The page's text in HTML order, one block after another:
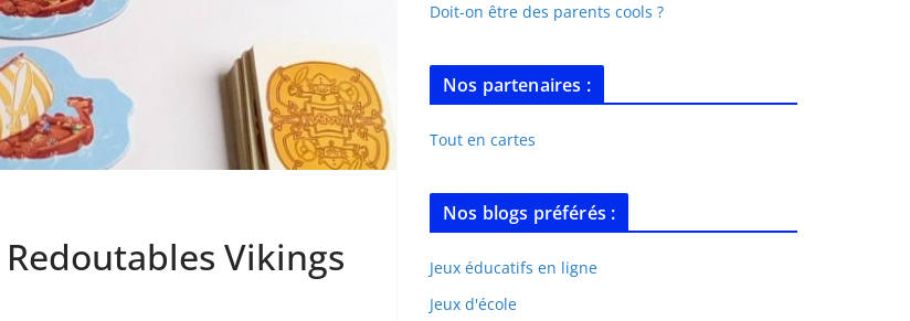
Vikings
Doit-on être des parents cools ?
Nos partenaires :
Tout en cartes
Nos blogs préférés :
Jeux éducatifs en ligne
Jeux d'école